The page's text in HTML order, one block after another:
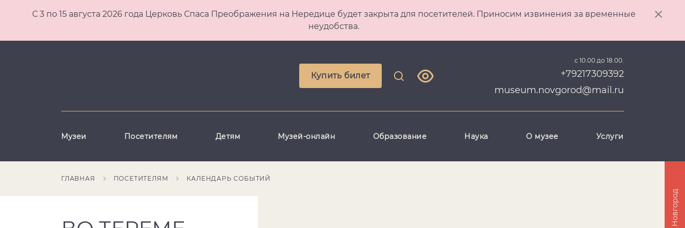
С 3 по 15 августа 2026 года Церковь Спаса Преображения на Нередице будет закрыта для посетителей. Приносим извинения за временные
неудобства.
Купить билет
с 10.00 до 18.00.
+79217309392
museum.novgorod@mail.ru
Музеи Посетителям Детям Музей-онлайн Образование Наука О музее Услуги
ГЛАВНАЯ ПОСЕТИТЕЛЯМ КАЛЕНДАРЬ СОБЫТИЙ